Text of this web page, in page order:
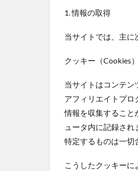
1. 情報の取得
当サイトでは、主に
クッキー（Cookies）
当サイトはコンテ
アフィリエイトプロ
情報を収集すること
ュータ内に記録さ
特定するものは一切
こうしたクッキー